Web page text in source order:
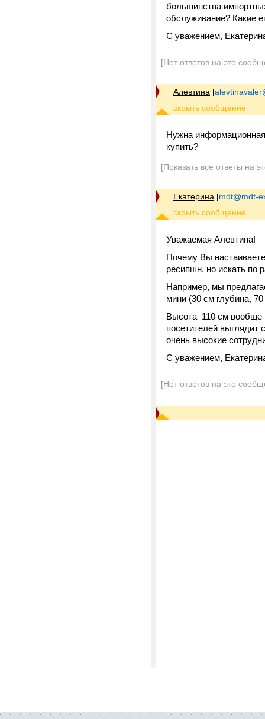
большинства
обслуживание? Какие
С уважением,
[Нет ответов на это
Алевтина [
Нужна
купить?
[Показать все ответы на
Екатерина [mdt@mdt-
Уважаемая Алевтина!
Почему Вы
ресипшн, но искать по
Например, мы
мини (30 см глубина,
Высота 110 см вообще
посетителей выглядит
очень высокие
С уважением,
[Нет ответов на это